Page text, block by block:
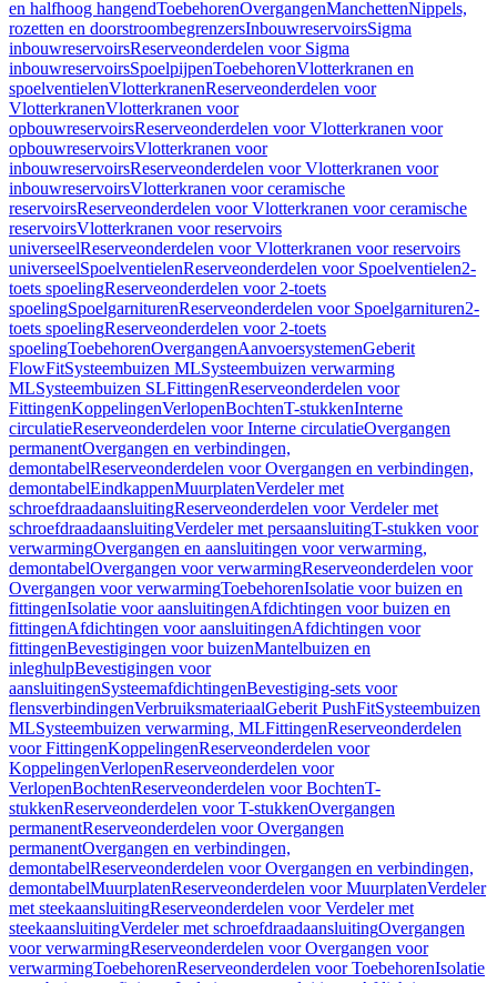
en halfhoog hangendToebehorenOvergangenManchettenNippels,
rozetten en doorstroombegrenzersInbouwreservoirsSigma
inbouwreservoirsReserveonderdelen voor Sigma
inbouwreservoirsSpoelpijpenToebehorenVlotterkranen en
spoelventielenVlotterkranenReserveonderdelen voor
VlotterkranenVlotterkranen voor
opbouwreservoirsReserveonderdelen voor Vlotterkranen voor
opbouwreservoirsVlotterkranen voor
inbouwreservoirsReserveonderdelen voor Vlotterkranen voor
inbouwreservoirsVlotterkranen voor ceramische
reservoirsReserveonderdelen voor Vlotterkranen voor ceramische
reservoirsVlotterkranen voor reservoirs
universeelReserveonderdelen voor Vlotterkranen voor reservoirs
universeelSpoelventielenReserveonderdelen voor Spoelventielen2-
toets spoelingReserveonderdelen voor 2-toets
spoelingSpoelgarniturenReserveonderdelen voor Spoelgarnituren2-
toets spoelingReserveonderdelen voor 2-toets
spoelingToebehorenOvergangenAanvoersystemenGeberit
FlowFitSysteembuizen MLSysteembuizen verwarming
MLSysteembuizen SLFittingenReserveonderdelen voor
FittingenKoppelingenVerlopenBochtenT-stukkenInterne
circulatieReserveonderdelen voor Interne circulatieOvergangen
permanentOvergangen en verbindingen,
demontabelReserveonderdelen voor Overgangen en verbindingen,
demontabelEindkappenMuurplatenVerdeler met
schroefdraadaansluitingReserveonderdelen voor Verdeler met
schroefdraadaansluitingVerdeler met persaansluitingT-stukken voor
verwarmingOvergangen en aansluitingen voor verwarming,
demontabelOvergangen voor verwarmingReserveonderdelen voor
Overgangen voor verwarmingToebehorenIsolatie voor buizen en
fittingenIsolatie voor aansluitingenAfdichtingen voor buizen en
fittingenAfdichtingen voor aansluitingenAfdichtingen voor
fittingenBevestigingen voor buizenMantelbuizen en
inleghulpBevestigingen voor
aansluitingenSysteemafdichtingenBevestiging-sets voor
flensverbindingenVerbruiksmateriaalGeberit PushFitSysteembuizen
MLSysteembuizen verwarming, MLFittingenReserveonderdelen
voor FittingenKoppelingenReserveonderdelen voor
KoppelingenVerlopenReserveonderdelen voor
VerlopenBochtenReserveonderdelen voor BochtenT-
stukkenReserveonderdelen voor T-stukkenOvergangen
permanentReserveonderdelen voor Overgangen
permanentOvergangen en verbindingen,
demontabelReserveonderdelen voor Overgangen en verbindingen,
demontabelMuurplatenReserveonderdelen voor MuurplatenVerdeler
met steekaansluitingReserveonderdelen voor Verdeler met
steekaansluitingVerdeler met schroefdraadaansluitingOvergangen
voor verwarmingReserveonderdelen voor Overgangen voor
verwarmingToebehorenReserveonderdelen voor ToebehorenIsolatie